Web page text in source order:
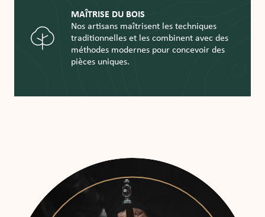
MAÎTRISE DU BOIS
Nos artisans maîtrisent les techniques
traditionnelles et les combinent avec des
méthodes modernes pour concevoir des
pièces uniques.